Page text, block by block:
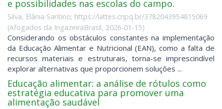
e possibilidades nas escolas do campo.
Silva, Elânia Santino; https://lattes.cnpq.br/3782043954815069
(Afogados da IngazeiraBrasil, 2026-01-15)
Considerando os obstáculos constantes na implementação
da Educação Alimentar e Nutricional (EAN), como a falta de
recursos materiais e estruturais, torna-se imprescindível
explorar alternativas que proporcionem soluções ...
Educação alimentar: a análise de rótulos como
estratégia educativa para promover uma
alimentação saudável